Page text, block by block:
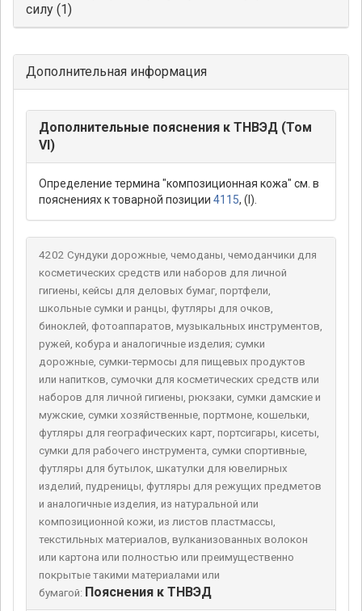
силу (1)
Дополнительная информация
Дополнительные пояснения к ТНВЭД (Том
VI)
Определение термина "композиционная кожа" см. в
пояснениях к товарной позиции 4115, (I).
4202 Сундуки дорожные, чемоданы, чемоданчики для
косметических средств или наборов для личной
гигиены, кейсы для деловых бумаг, портфели,
школьные сумки и ранцы, футляры для очков,
биноклей, фотоаппаратов, музыкальных инструментов,
ружей, кобура и аналогичные изделия; сумки
дорожные, сумки-термосы для пищевых продуктов
или напитков, сумочки для косметических средств или
наборов для личной гигиены, рюкзаки, сумки дамские и
мужские, сумки хозяйственные, портмоне, кошельки,
футляры для географических карт, портсигары, кисеты,
сумки для рабочего инструмента, сумки спортивные,
футляры для бутылок, шкатулки для ювелирных
изделий, пудреницы, футляры для режущих предметов
и аналогичные изделия, из натуральной или
композиционной кожи, из листов пластмассы,
текстильных материалов, вулканизованных волокон
или картона или полностью или преимущественно
покрытые такими материалами или
бумагой: Пояснения к ТНВЭД